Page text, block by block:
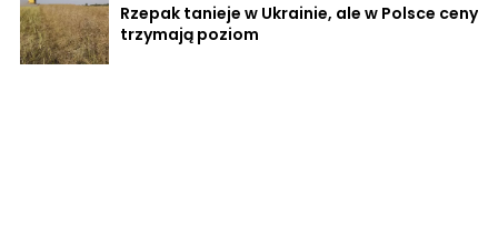
Rzepak tanieje w Ukrainie, ale w Polsce ceny
trzymają poziom